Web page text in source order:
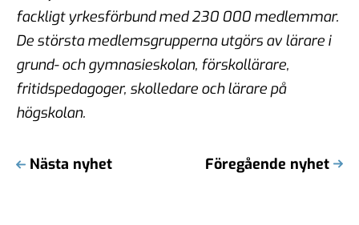
fackligt yrkesförbund med 230 000 medlemmar.
De största medlemsgrupperna utgörs av lärare i
grund- och gymnasieskolan, förskollärare,
fritidspedagoger, skolledare och lärare på
högskolan.
Nästa nyhet Föregående nyhet